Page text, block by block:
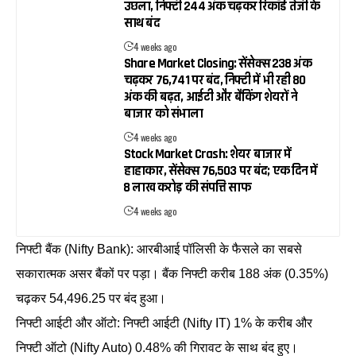
उछला, निफ्टी 244 अंक चढ़कर रिकॉर्ड तेजी के
साथ बंद
4 weeks ago
Share Market Closing: सेंसेक्स 238 अंक
चढ़कर 76,741 पर बंद, निफ्टी में भी रही 80
अंक की बढ़त, आईटी और बैंकिंग शेयरों ने
बाजार को संभाला
4 weeks ago
Stock Market Crash: शेयर बाजार में
हाहाकार, सेंसेक्स 76,503 पर बंद; एक दिन में
₹8 लाख करोड़ की संपत्ति साफ
4 weeks ago
निफ्टी बैंक (Nifty Bank): आरबीआई पॉलिसी के फैसले का सबसे
सकारात्मक असर बैंकों पर पड़ा। बैंक निफ्टी करीब 188 अंक (0.35%)
चढ़कर 54,496.25 पर बंद हुआ।
निफ्टी आईटी और ऑटो: निफ्टी आईटी (Nifty IT) 1% के करीब और
निफ्टी ऑटो (Nifty Auto) 0.48% की गिरावट के साथ बंद हुए।